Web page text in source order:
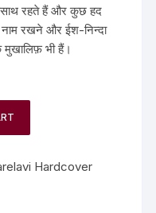
रहते हैं और कुछ हद
रखने और ईश-निन्दा
भी हैं।
Hardcover